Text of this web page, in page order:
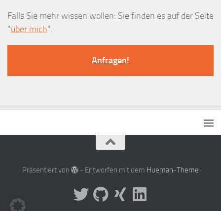
Falls Sie mehr wissen wollen: Sie finden es auf der Seite
"über mich".
Anfragen!
Präsentiert von - Entworfen mit dem Hueman-Theme